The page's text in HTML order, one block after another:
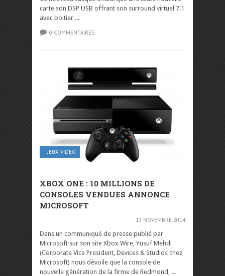
carte son DSP USB offrant son surround virtuel 7.1
avec boitier ...
0 COMMENTAIRES
JEUX-VIDÉO
XBOX ONE : 10 MILLIONS DE
CONSOLES VENDUES ANNONCE
MICROSOFT
13 NOVEMBRE 2014
Dans un communiqué de presse publié par
Microsoft sur son site Xbox Wire, Yusuf Mehdi
(Corporate Vice President, Devices & Studios chez
Microsoft) nous dévoile que la console de
nouvelle génération de la firme de Redmond, ...